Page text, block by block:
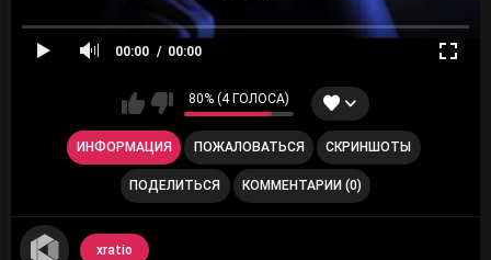
00:00 00:00
80% (4 ГОЛОСА)
ИНФОРМАЦИЯ ПОЖАЛОВАТЬСЯ СКРИНШОТЫ
ПОДЕЛИТЬСЯ КОММЕНТАРИИ (0)
xratio